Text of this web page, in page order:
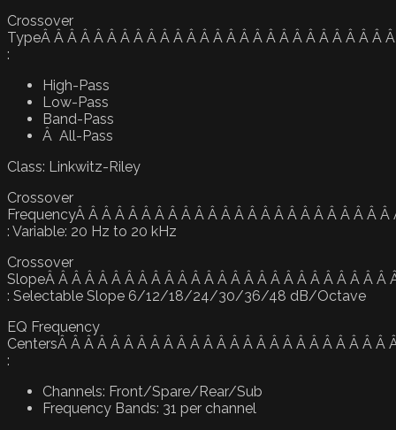
Crossover
TypeÂ Â Â Â Â Â Â Â Â Â Â Â Â Â Â Â Â Â Â Â Â Â Â Â Â Â
:
High-Pass
Low-Pass
Band-Pass
Â All-Pass
Class: Linkwitz-Riley
Crossover
FrequencyÂ Â Â Â Â Â Â Â Â Â Â Â Â Â Â Â Â Â Â Â Â Â Â Â
: Variable: 20 Hz to 20 kHz
Crossover
SlopeÂ Â Â Â Â Â Â Â Â Â Â Â Â Â Â Â Â Â Â Â Â Â Â Â Â Â
: Selectable Slope 6/12/18/24/30/36/48 dB/Octave
EQ Frequency
CentersÂ Â Â Â Â Â Â Â Â Â Â Â Â Â Â Â Â Â Â Â Â Â Â Â Â
:
Channels: Front/Spare/Rear/Sub
Frequency Bands: 31 per channel